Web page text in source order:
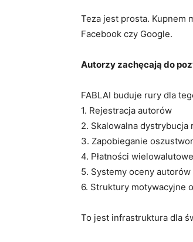
Teza jest prosta. Kupnem
Facebook czy Google.
Autorzy zachęcają do
FABLAI buduje rury dla
1. Rejestracja autorów
2. Skalowalna dystrybucja
3. Zapobieganie
4. Płatności wielowalutowe
5. Systemy oceny autorów
6. Struktury motywacyjne
To jest infrastruktura dla